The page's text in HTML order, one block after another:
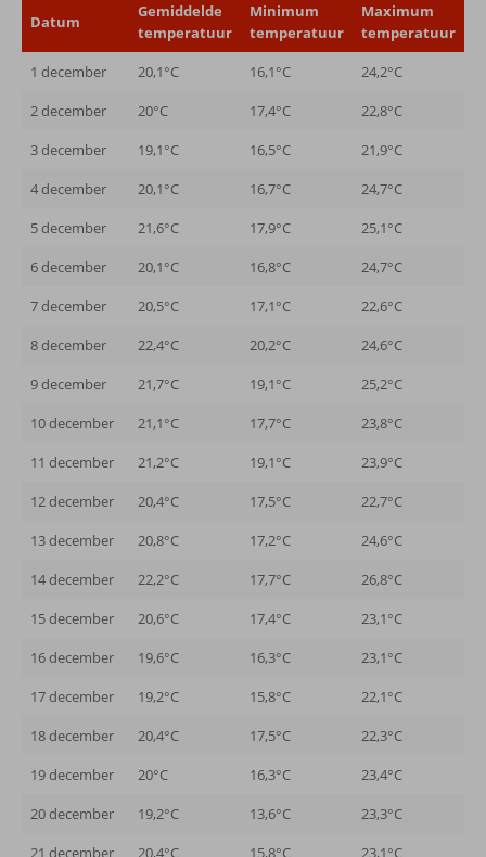
Datum
Gemiddelde
temperatuur
Minimum
temperatuur
Maximum
temperatuur
1 december
20,1°C 16,1°C
24,2°C
2 december
20°C 17,4°C
22,8°C
3 december
19,1°C 16,5°C
21,9°C
4 december
20,1°C 16,7°C
24,7°C
5 december
21,6°C 17,9°C
25,1°C
6 december
20,1°C 16,8°C
24,7°C
7 december
20,5°C 17,1°C
22,6°C
8 december
22,4°C 20,2°C
24,6°C
9 december
21,7°C 19,1°C
25,2°C
10 december
21,1°C 17,7°C
23,8°C
11 december
21,2°C 19,1°C
23,9°C
12 december
20,4°C 17,5°C
22,7°C
13 december
20,8°C 17,2°C
24,6°C
14 december
22,2°C 17,7°C
26,8°C
15 december
20,6°C 17,4°C
23,1°C
16 december
19,6°C 16,3°C
23,1°C
17 december
19,2°C 15,8°C
22,1°C
18 december
20,4°C 17,5°C
22,3°C
19 december
20°C 16,3°C
23,4°C
20 december
19,2°C 13,6°C
23,3°C
21 december
20,4°C 15,8°C 23,1°C